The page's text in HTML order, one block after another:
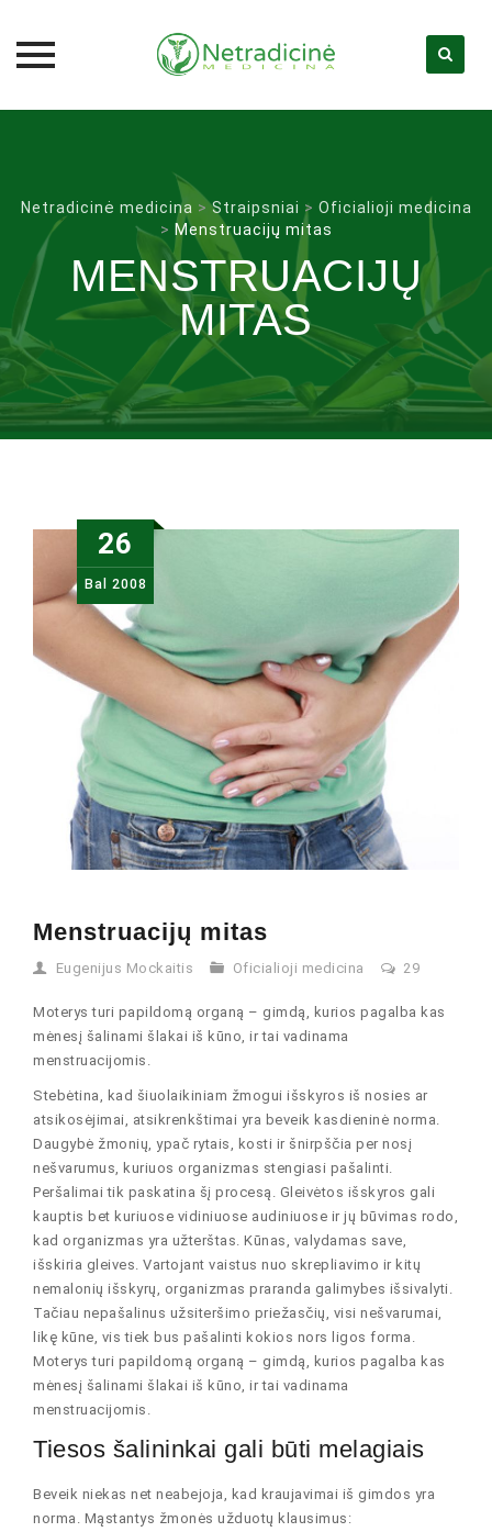
Netradicinė medicina >Straipsniai > Oficialioji medicina
> Menstruacijų mitas
MENSTRUACIJŲ
MITAS
26
Bal 2008
Menstruacijų mitas
Eugenijus Mockaitis Oficialioji medicina 29
Moterys turi papildomą organą – gimdą, kurios pagalba kas
mėnesį šalinami šlakai iš kūno, ir tai vadinama
menstruacijomis.
Stebėtina, kad šiuolaikiniam žmogui išskyros iš nosies ar
atsikosėjimai, atsikrenkštimai yra beveik kasdieninė norma.
Daugybė žmonių, ypač rytais, kosti ir šnirpščia per nosį
nešvarumus, kuriuos organizmas stengiasi pašalinti.
Peršalimai tik paskatina šį procesą. Gleivėtos išskyros gali
kauptis bet kuriuose vidiniuose audiniuose ir jų būvimas rodo,
kad organizmas yra užterštas. Kūnas, valydamas save,
išskiria gleives. Vartojant vaistus nuo skrepliavimo ir kitų
nemalonių išskyrų, organizmas praranda galimybes išsivalyti.
Tačiau nepašalinus užsiteršimo priežasčių, visi nešvarumai,
likę kūne, vis tiek bus pašalinti kokios nors ligos forma.
Moterys turi papildomą organą – gimdą, kurios pagalba kas
mėnesį šalinami šlakai iš kūno, ir tai vadinama
menstruacijomis.
Tiesos šalininkai gali būti melagiais
Beveik niekas net neabejoja, kad kraujavimai iš gimdos yra
norma. Mąstantys žmonės užduotų klausimus: